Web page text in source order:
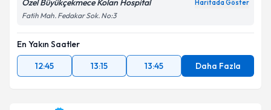
Özel Büyükçekmece Kolan Hospital Haritada Göster
Fatih Mah. Fedakar Sok. No:3
En Yakın Saatler
12:45
13:15 13:45 Daha Fazla